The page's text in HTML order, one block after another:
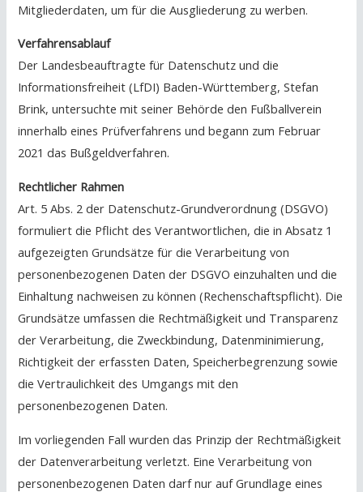
Mitgliederdaten, um für die Ausgliederung zu werben.
Verfahrensablauf
Der Landesbeauftragte für Datenschutz und die
Informationsfreiheit (LfDI) Baden-Württemberg, Stefan
Brink, untersuchte mit seiner Behörde den Fußballverein
innerhalb eines Prüfverfahrens und begann zum Februar
2021 das Bußgeldverfahren.
Rechtlicher Rahmen
Art. 5 Abs. 2 der Datenschutz-Grundverordnung(DSGVO)
formuliert die Pflicht des Verantwortlichen, die in Absatz 1
aufgezeigten Grundsätze für die Verarbeitung von
personenbezogenen Daten der DSGVO einzuhalten und die
Einhaltung nachweisen zu können (Rechenschaftspflicht). Die
Grundsätze umfassen die Rechtmäßigkeit und Transparenz
der Verarbeitung, die Zweckbindung, Datenminimierung,
Richtigkeit der erfassten Daten, Speicherbegrenzung sowie
die Vertraulichkeit des Umgangs mit den
personenbezogenen Daten.
Im vorliegenden Fall wurden das Prinzip der Rechtmäßigkeit
der Datenverarbeitung verletzt. Eine Verarbeitung von
personenbezogenen Daten darf nur auf Grundlage eines